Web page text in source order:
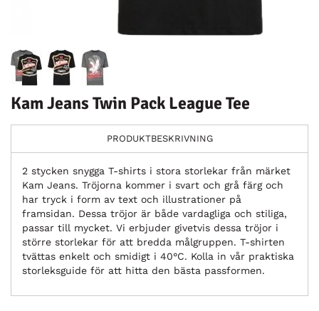
Kam Jeans Twin Pack League Tee
PRODUKTBESKRIVNING
2 stycken snygga T-shirts i stora storlekar från märket
Kam Jeans. Tröjorna kommer i svart och grå färg och
har tryck i form av text och illustrationer på
framsidan. Dessa tröjor är både vardagliga och stiliga,
passar till mycket. Vi erbjuder givetvis dessa tröjor i
större storlekar för att bredda målgruppen. T-shirten
tvättas enkelt och smidigt i 40°C. Kolla in vår praktiska
storleksguide för att hitta den bästa passformen.